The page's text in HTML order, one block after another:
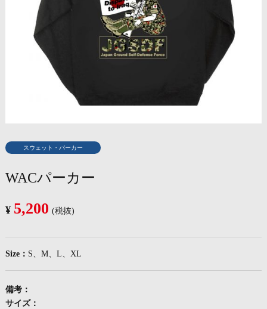
スウェット・パーカー
WACパーカー
¥ 5,200 (税抜)
Size： S、M、L、XL
備考：
サイズ：